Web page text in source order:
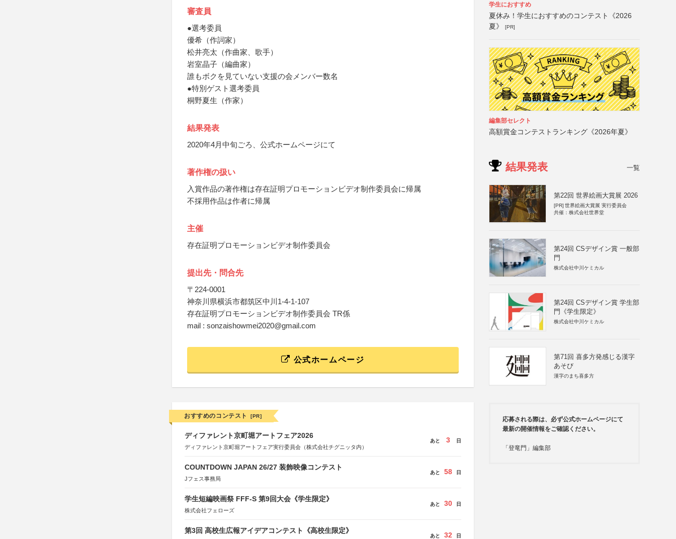
審査員
●選考委員
優希（作詞家）
松井亮太（作曲家、歌手）
岩室晶子（編曲家）
誰もボクを見ていない支援の会メンバー数名
●特別ゲスト選考委員
桐野夏生（作家）
結果発表
2020年4月中旬ごろ、公式ホームページにて
著作権の扱い
入賞作品の著作権は存在証明プロモーションビデオ制作委員会に帰属
不採用作品は作者に帰属
主催
存在証明プロモーションビデオ制作委員会
提出先・問合先
〒224-0001
神奈川県横浜市都筑区中川1-4-1-107
存在証明プロモーションビデオ制作委員会 TR係
mail : sonzaishowmei2020@gmail.com
公式ホームページ
おすすめのコンテスト [PR]
ディファレント京町堀アートフェア2026
ディファレント京町堀アートフェア実行委員会（株式会社チグニッタ内）
あと 3 日
COUNTDOWN JAPAN 26/27 装飾映像コンテスト
Jフェス事務局
あと 58 日
学生短編映画祭 FFF-S 第9回大会《学生限定》
株式会社フェローズ
あと 30 日
第3回 高校生広報アイデアコンテスト《高校生限定》
あと 32 日
学生におすすめ
夏休み！学生におすすめのコンテスト《2026
夏》
[PR]
編集部セレクト
高額賞金コンテストランキング《2026年夏》
結果発表 一覧
第22回 世界絵画大賞展 2026
[PR] 世界絵画大賞展 実行委員会
共催：株式会社世界堂
第24回 CSデザイン賞 一般部
門
株式会社中川ケミカル
第24回 CSデザイン賞 学生部
門《学生限定》
株式会社中川ケミカル
第71回 喜多方発感じる漢字
あそび
漢字のまち喜多方
応募される際は、必ず公式ホームページにて
最新の開催情報をご確認ください。
「登竜門」編集部